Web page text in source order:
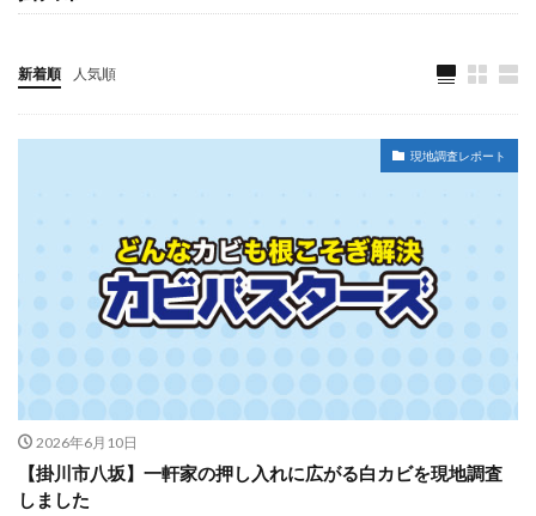
新着順 人気順
現地調査レポート
2026年6月10日
【掛川市八坂】一軒家の押し入れに広がる白カビを現地調査
しました